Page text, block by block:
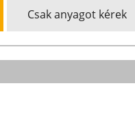
Csak anyagot kérek